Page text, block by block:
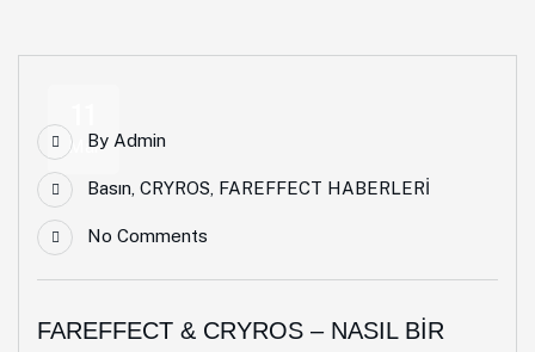
MarBy Admin
Basın CRYROS FAREFFECT HABERLERİ
No Comments
FAREFFECT & CRYROS – NASIL BİR